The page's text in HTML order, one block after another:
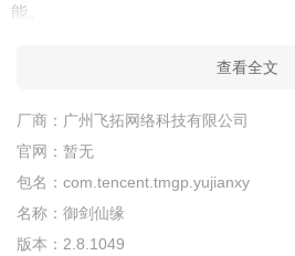
能。
3、BOSS无限爆充值，装备全靠打
5、GM特权直接白给，GM商城全
查看全文
厂商： 广州飞拓网络科技有限公司
官网： 暂无
包名： com.tencent.tmgp.yujianxy
名称： 御剑仙缘
版本： 2.8.1049